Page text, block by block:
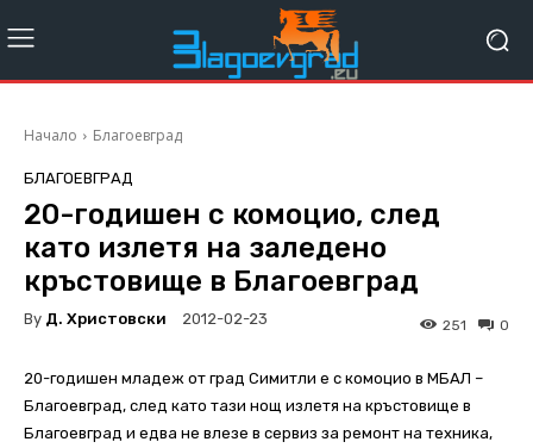
Начало Благоевград
БЛАГОЕВГРАД
20-годишен с комоцио, след
като излетя на заледено
кръстовищe в Благоевград
By Д. Христовски 2012-02-23 0
251
20-годишен младеж от град Симитли е с комоцио в МБАЛ –
Благоевград, след като тази нощ излетя на кръстовище в
Благоевград и едва не влезе в сервиз за ремонт на техника,